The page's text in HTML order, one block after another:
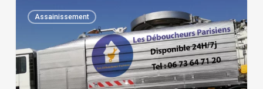
agréé
Mudetaf
Assainissement
0